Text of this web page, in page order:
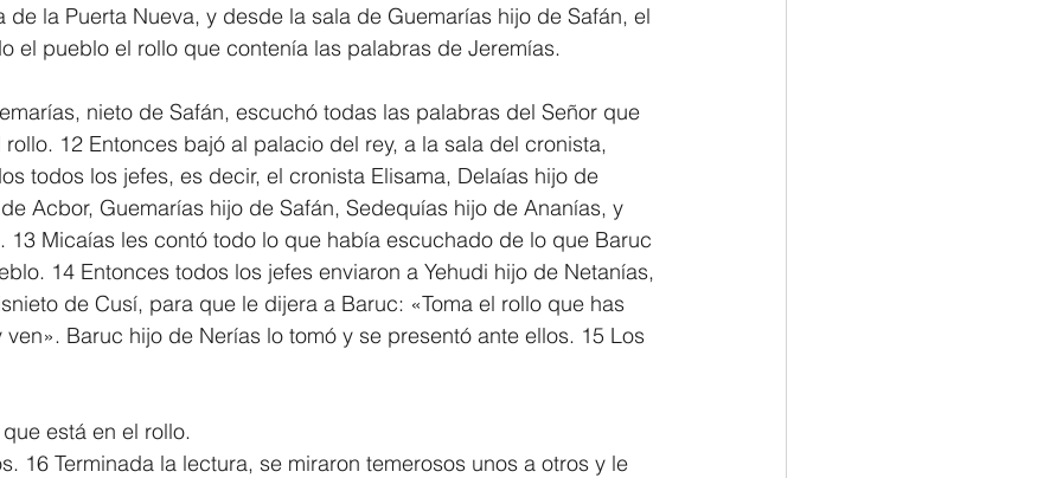
de la Puerta Nueva, y desde la sala de Guemarías hijo de Safán, el
el pueblo el rollo que contenía las palabras de Jeremías.
nieto de Safán, escuchó todas las palabras del Señor que
12 Entonces bajó al palacio del rey, a la sala del cronista,
todos los jefes, es decir, el cronista Elisama, Delaías hijo de
Acbor, Guemarías hijo de Safán, Sedequías hijo de Ananías, y
13 Micaías les contó todo lo que había escuchado de lo que Baruc
14 Entonces todos los jefes enviaron a Yehudi hijo de Netanías,
de Cusí, para que le dijera a Baruc: «Toma el rollo que has
Baruc hijo de Nerías lo tomó y se presentó ante ellos. 15 Los
está en el rollo.
16 Terminada la lectura, se miraron temerosos unos a otros y le